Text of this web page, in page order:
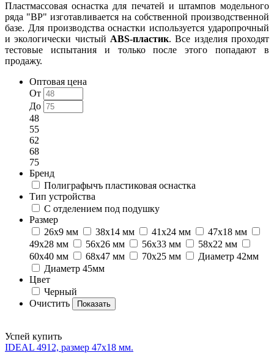
Пластмассовая оснастка для печатей и штампов модельного
ряда "ВР" изготавливается на собственной производственной
базе. Для производства оснастки используется ударопрочный
и экологически чистый ABS-пластик. Все изделия проходят
тестовые испытания и только после этого попадают в
продажу.
Оптовая цена
От
До
48
55
62
68
75
Бренд
Полиграфычъ пластиковая оснастка
Тип устройства
С отделением под подушку
Размер
26х9 мм
38х14 мм 41х24 мм
47х18 мм
49х28 мм
56х26 мм 56х33 мм
58х22 мм
60х40 мм
68х47 мм 70х25 мм
Диаметр 42мм
Диаметр 45мм
Цвет
Черный
Очистить
Успей купить
IDEAL 4912, размер 47х18 мм.